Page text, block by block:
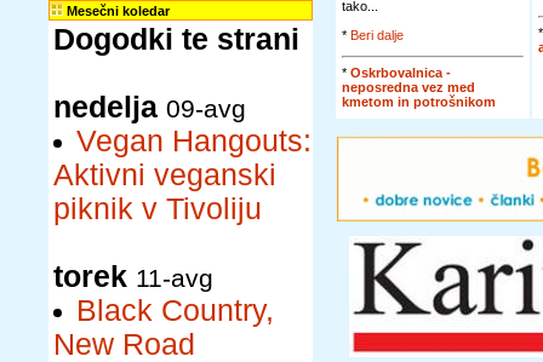
Mesečni koledar
Dogodki te strani
nedelja 09-avg
Vegan Hangouts:
Aktivni veganski
piknik v Tivoliju
torek 11-avg
Black Country,
New Road
tako...
* Beri dalje
* Oskrbovalnica -
neposredna vez med
kmetom in potrošnikom